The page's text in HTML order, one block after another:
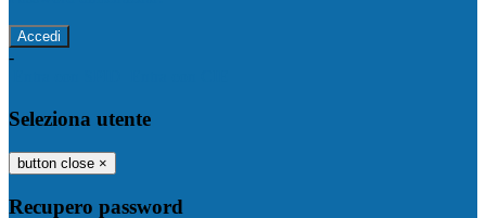
-
Seleziona utente
button close ×
Recupero password